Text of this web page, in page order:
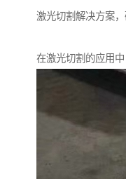
激光切割解决方案
在激光切割的应用